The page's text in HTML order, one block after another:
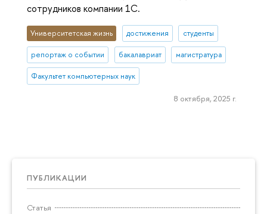
ПУБЛИКАЦИИ
Статья
сотрудников компании 1С.
Университетская жизнь достижения студенты
репортаж о событии бакалавриат магистратура
Факультет компьютерных наук
8 октября, 2025 г.